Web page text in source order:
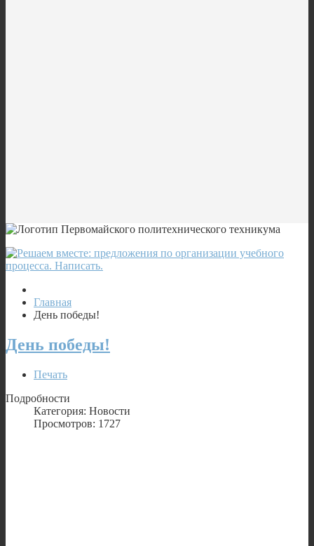
Главная
День победы!
День победы!
Печать
Подробности
Категория: Новости
Просмотров: 1727